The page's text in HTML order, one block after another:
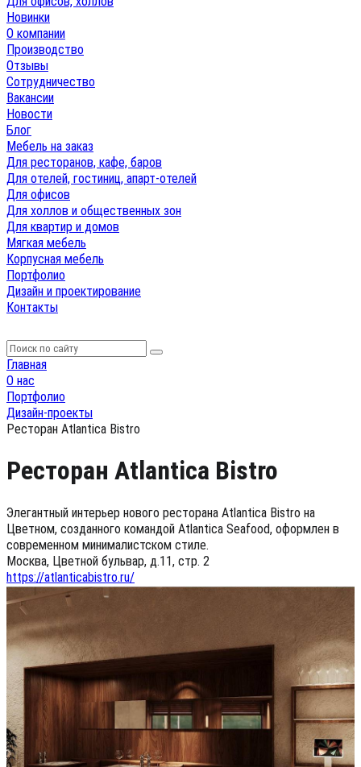
Новинки
О компании
Производство
Отзывы
Сотрудничество
Вакансии
Новости
Блог
Мебель на заказ
Для ресторанов, кафе, баров
Для отелей, гостиниц, апарт-отелей
Для офисов
Для холлов и общественных зон
Для квартир и домов
Мягкая мебель
Корпусная мебель
Портфолио
Дизайн и проектирование
Контакты
Главная
О нас
Портфолио
Дизайн-проекты
Ресторан Atlantica Bistro
Ресторан Atlantica Bistro
Элегантный интерьер нового ресторана Atlantica Bistro на
Цветном, созданного командой Atlantica Seafood, оформлен в
современном минималистском стиле.
Москва, Цветной бульвар, д.11, стр. 2
https://atlanticabistro.ru/